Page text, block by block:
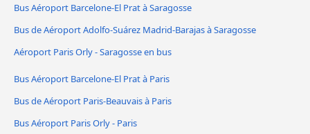
Bus Aéroport Barcelone-El Prat à Saragosse
Bus de Aéroport Adolfo-Suárez Madrid-Barajas à Saragosse
Aéroport Paris Orly - Saragosse en bus
Bus Aéroport Barcelone-El Prat à Paris
Bus de Aéroport Paris-Beauvais à Paris
Bus Aéroport Paris Orly - Paris